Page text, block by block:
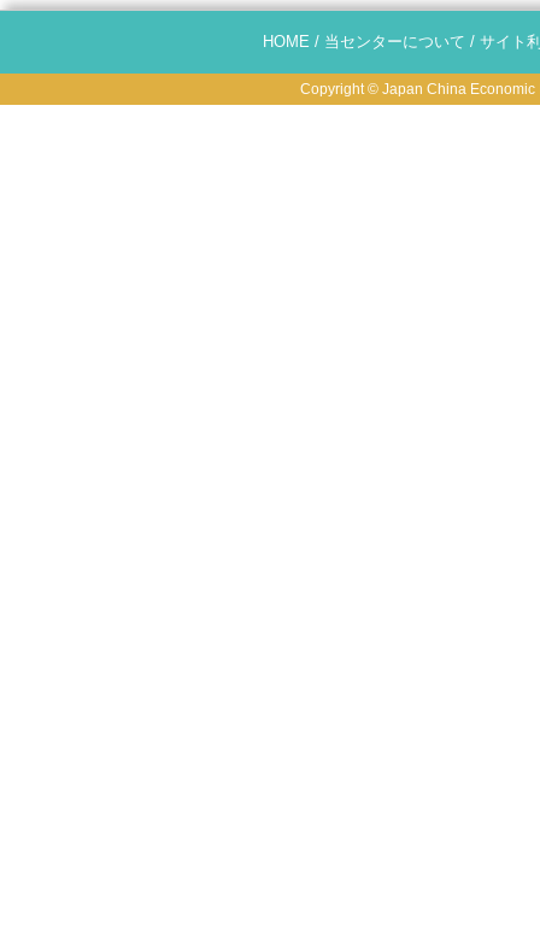
HOME / 当センターについて / サイト
Copyright © Japan China